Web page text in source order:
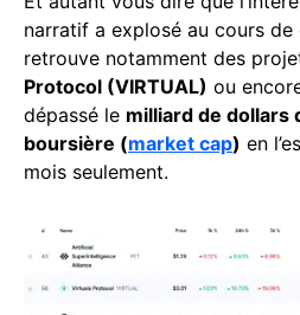
narratif a explosé au cours de
retrouve notamment des
Protocol (VIRTUAL) ou
dépassé le milliard de dollars
boursière (market cap) en
mois seulement.